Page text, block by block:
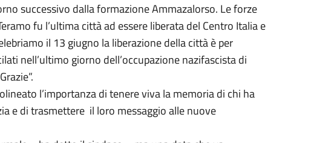
successivo dalla formazione Ammazalorso. Le forze
fu l’ultima città ad essere liberata del Centro Italia e
il 13 giugno la liberazione della città è per
nell’ultimo giorno dell’occupazione nazifascista di
l’importanza di tenere viva la memoria di chi ha
e di trasmettere il loro messaggio alle nuove